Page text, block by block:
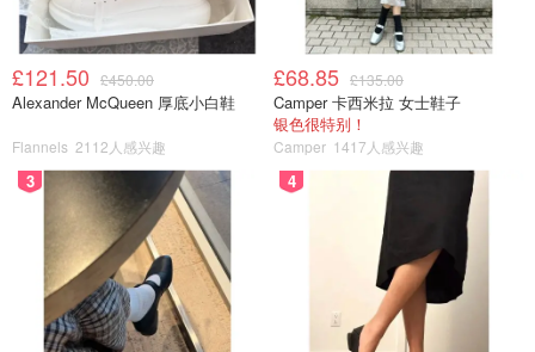
£121.50 £450.00
Alexander McQueen 厚底小白鞋
Flannels 2112人感兴趣
£68.85 £135.00
Camper 卡西米拉 女士鞋子
银色很特别！
Camper 1417人感兴趣
3 4